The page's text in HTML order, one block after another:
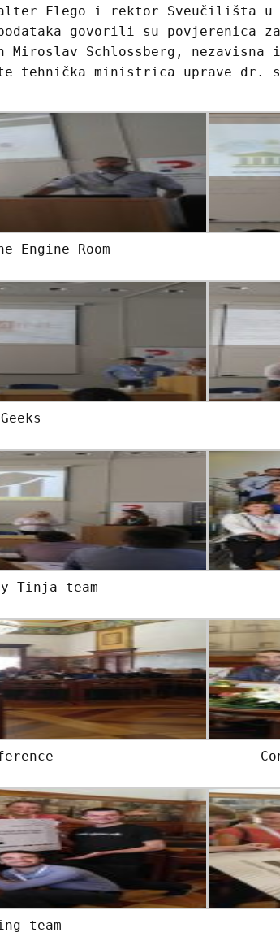
Flego i rektor Sveučilišta
govorili su povjerenica
Miroslav Schlossberg,
te tehnička ministrica uprave dr.
Engine Room
Tinja team
team